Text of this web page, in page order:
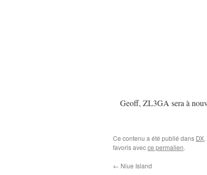
Geoff, ZL3GA sera à
Ce contenu a été publié dans DX,
favoris avecce permalien.
← Niue Island